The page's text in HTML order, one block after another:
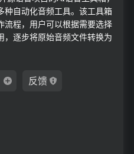
种自动化音频工具。该工具箱
流程，用户可以根据需要选择
，逐步将原始音频文件转换为
反馈